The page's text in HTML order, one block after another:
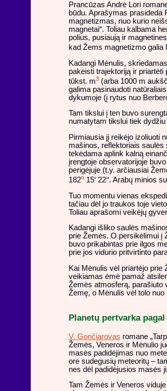
Prancūzas Andrė Lori
būdu. Aprašymas prasideda
magnetizmas, nuo kurio
magnetai“. Toliau kalbama
polius, pusiaują ir
kad Žems magnetizmo galia
Kadangi Mėnulis,
pakeisti trajektoriją ir
tūkst. m3(arba 1000 m
galima pasinaudoti
dykumoje (į rytus nuo
Tam tikslui į ten buvo
numatytam tikslui tiek
Pirmiausia jį reikėjo izoliuoti
mašinos, reflektoriais
tekėdama aplink kalną
įrengtoje observatorijoje
perigėjuje (t.y. arčiausiai
182o15‘ 22‘‘. Arabų minios
Tuo momentu vienas
tačiau dėl jo traukos toje
Toliau aprašomi veikėjų
Kadangi išliko saulės
prie Žemės. O persikėlimui į
buvo prikabintas prie ilgos
prie jos vidurio pritvirtinto
Kai Mėnulis vėl priartėjo
veikiamas ėmė pamaž
Žemės atmosferą, parašiuto
Žemę, o Mėnulis vėl tolo
Planetų pertvarka
V. Gončiarovas romane
Žemės, Veneros ir Mėnulio
masės padidėjimas nuo
ore sudegusių meteoritų –
nes dėl padidėjusios masės
Tam Žemės ir Veneros